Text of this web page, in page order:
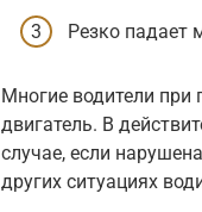
Резко падает
Многие водители
двигатель. В
случае, если
других ситуациях